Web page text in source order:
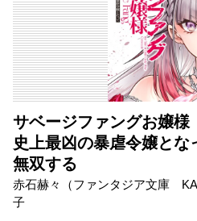
サベージファングお嬢
史上最凶の暴虐令嬢とな
無双する
赤石赫々（ファンタジア文庫
子